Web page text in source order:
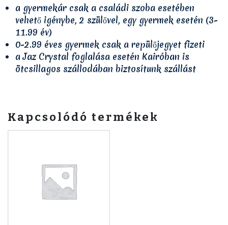
a gyermekár csak a családi szoba esetében
vehető igénybe, 2 szülővel, egy gyermek esetén (3-
11.99 év)
0-2.99 éves gyermek csak a repülőjegyet fizeti
a Jaz Crystal foglalása esetén Kairóban is
ötcsillagos szállodában biztosítunk szállást
Kapcsolódó termékek